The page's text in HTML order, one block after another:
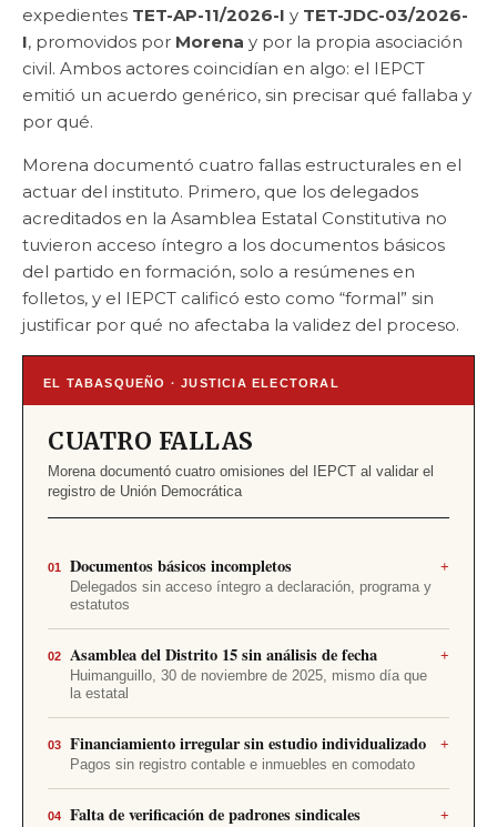
expedientes TET-AP-11/2026-I y TET-JDC-03/2026-
I, promovidos por Morena y por la propia asociación
civil. Ambos actores coincidían en algo: el IEPCT
emitió un acuerdo genérico, sin precisar qué fallaba y
por qué.
Morena documentó cuatro fallas estructurales en el
actuar del instituto. Primero, que los delegados
acreditados en la Asamblea Estatal Constitutiva no
tuvieron acceso íntegro a los documentos básicos
del partido en formación, solo a resúmenes en
folletos, y el IEPCT calificó esto como “formal” sin
justificar por qué no afectaba la validez del proceso.
EL TABASQUEÑO · JUSTICIA ELECTORAL
CUATRO FALLAS
Morena documentó cuatro omisiones del IEPCT al validar el
registro de Unión Democrática
01 Documentos básicos incompletos
Delegados sin acceso íntegro a declaración, programa y
estatutos
+
Quienes participaron en la Asamblea Estatal
Constitutiva solo conocieron versiones resumidas en
folletos. El IEPCT calificó esto como formal, sin
explicar por qué no afectaba la validez del proceso.
02 Asamblea del Distrito 15 sin análisis de fecha
Huimanguillo, 30 de noviembre de 2025, mismo día que
la estatal
+
El artículo 34, fracción III de los Lineamientos exige
que las asambleas distritales se celebren un día antes
de la estatal. Morena ya lo había señalado en un
recurso previo, desechado por falta de definitividad.
03 Financiamiento irregular sin estudio individualizado
Pagos sin registro contable e inmuebles en comodato
+
El propio IEPCT reconoció el problema como
estructural, pero no precisó qué asambleas distritales
04 Falta de verificación de padrones sindicales +